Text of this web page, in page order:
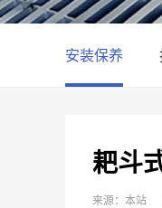
安装保养
耙斗
来源：本站